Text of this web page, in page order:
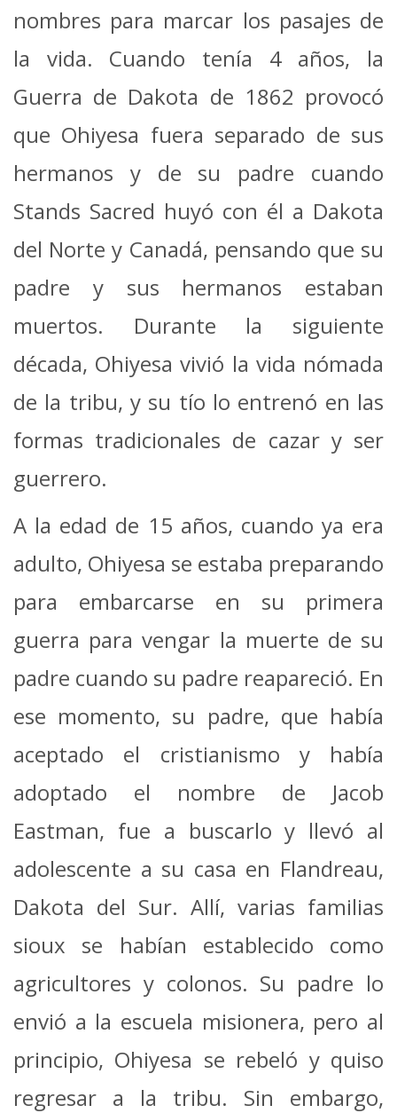
nombres para marcar los pasajes de
la vida. Cuando tenía 4 años, la
Guerra de Dakota de 1862 provocó
que Ohiyesa fuera separado de sus
hermanos y de su padre cuando
Stands Sacred huyó con él a Dakota
del Norte y Canadá, pensando que su
padre y sus hermanos estaban
muertos. Durante la siguiente
década, Ohiyesa vivió la vida nómada
de la tribu, y su tío lo entrenó en las
formas tradicionales de cazar y ser
guerrero.
A la edad de 15 años, cuando ya era
adulto, Ohiyesa se estaba preparando
para embarcarse en su primera
guerra para vengar la muerte de su
padre cuando su padre reapareció. En
ese momento, su padre, que había
aceptado el cristianismo y había
adoptado el nombre de Jacob
Eastman, fue a buscarlo y llevó al
adolescente a su casa en Flandreau,
Dakota del Sur. Allí, varias familias
sioux se habían establecido como
agricultores y colonos. Su padre lo
envió a la escuela misionera, pero al
principio, Ohiyesa se rebeló y quiso
regresar a la tribu. Sin embargo,